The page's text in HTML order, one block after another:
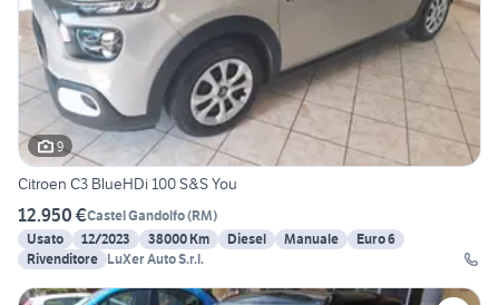
9
Citroen C3 BlueHDi 100 S&S You
12.950 €Castel Gandolfo(RM)
Usato
12/2023 38000 Km Diesel Manuale
Euro 6
Rivenditore LuXer Auto S.r.l.